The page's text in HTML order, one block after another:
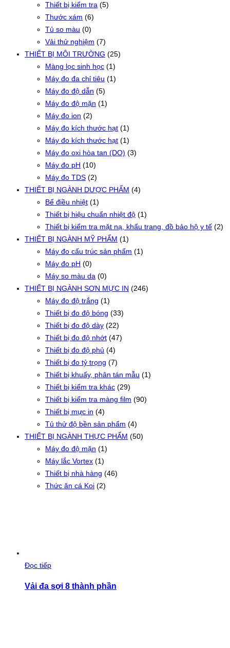
Thiết bị kiểm tra (5)
Thước xám (6)
Tủ so màu (0)
Vải thử nghiệm (7)
THIẾT BỊ MÔI TRƯỜNG (25)
Màng lọc sinh học (1)
Máy đo đa chỉ tiêu (1)
Máy đo độ dẫn (5)
Máy đo độ mặn (1)
Máy đo ion (2)
Máy đo kích thước hạt (1)
Máy đo kích thước hạt (1)
Máy đo oxi hòa tan (DO) (3)
Máy đo pH (10)
Máy đo TDS (2)
THIẾT BỊ NGÀNH DƯỢC PHẨM (4)
Bể điều nhiệt (1)
Thiết bị hiệu chuẩn nhiệt độ (1)
Thiết bị kiểm tra mặt nạ, khẩu trang, đồ bảo hộ y tế (2)
THIẾT BỊ NGÀNH MỸ PHẨM (1)
Máy đo cấu trúc sản phẩm (1)
Máy đo pH (0)
Máy so màu da (0)
THIẾT BỊ NGÀNH SƠN MỰC IN (246)
Máy đo độ trắng (1)
Thiết bị đo độ bóng (33)
Thiết bị đo độ dày (22)
Thiết bị đo độ nhớt (47)
Thiết bị đo độ phủ (4)
Thiết bị đo tỷ trọng (7)
Thiết bị khuấy, phân tán mẫu (1)
Thiết bị kiểm tra khác (29)
Thiết bị kiểm tra màng film (90)
Thiết bị mực in (4)
Tủ thử độ bền sản phẩm (4)
THIẾT BỊ NGÀNH THỰC PHẨM (50)
Máy đo độ mặn (1)
Máy lắc Vortex (1)
Thiết bị nhà hàng (46)
Thức ăn cá Koi (2)
Đọc tiếp
Vải đa sợi 8 thành phần